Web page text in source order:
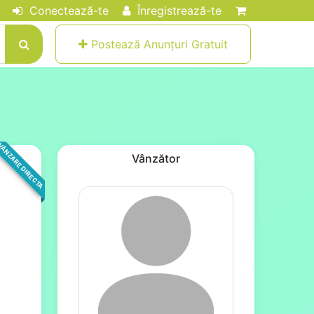
Conectează-te Înregistrează-te
Postează Anunțuri Gratuit
DIRECTA Vânzător